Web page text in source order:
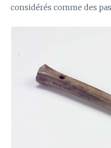
considérés comme des